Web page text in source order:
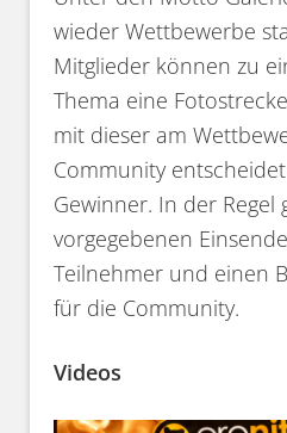
wieder Wettbewerbe
Mitglieder können zu
Thema eine
mit dieser am
Community
Gewinner. In der Regel
vorgegebenen
Teilnehmer und einen
für die Community.
Videos